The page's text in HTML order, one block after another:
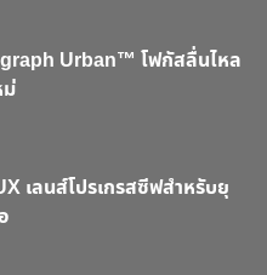
Urban™ โฟกัสลื่นไหล
ม่
เลนส์โปรเกรสซีฟสำหรับยุ